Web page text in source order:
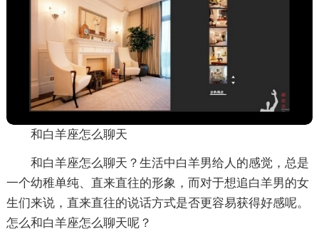
和白羊座怎么聊天
和白羊座怎么聊天？生活中白羊男给人的感觉，总是
一个幼稚单纯、直来直往的形象，而对于想追白羊男的女
生们来说，直来直往的说话方式是否更容易获得好感呢。
怎么和白羊座怎么聊天呢？